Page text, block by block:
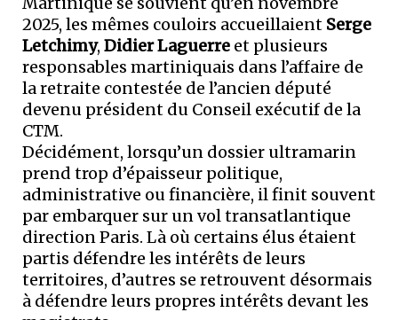
2025, les mêmes couloirs accueillaient Serge
Letchimy, Didier Laguerre et plusieurs
responsables martiniquais dans l’affaire de
la retraite contestée de l’ancien député
devenu président du Conseil exécutif de la
CTM.
Décidément, lorsqu’un dossier ultramarin
prend trop d’épaisseur politique,
administrative ou financière, il finit souvent
par embarquer sur un vol transatlantique
direction Paris. Là où certains élus étaient
partis défendre les intérêts de leurs
territoires, d’autres se retrouvent désormais
à défendre leurs propres intérêts devant les